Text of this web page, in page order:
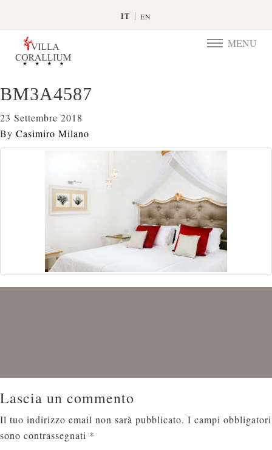
IT EN
TOGGLE
MENU
BM3A4587
23 Settembre 2018
By Casimiro Milano
Lascia un commento
Il tuo indirizzo email non sarà pubblicato. I campi obbligatori
sono contrassegnati *